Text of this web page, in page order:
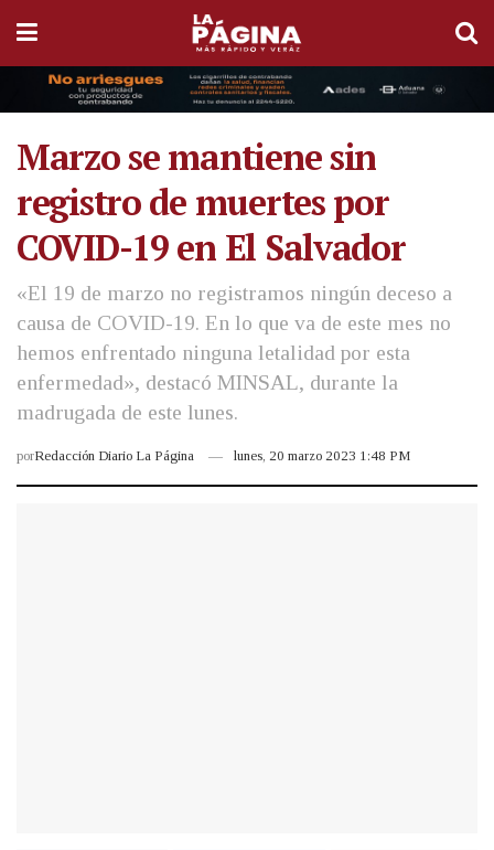
Marzo se mantiene sin
registro de muertes por
COVID-19 en El Salvador
«El 19 de marzo no registramos ningún deceso a
causa de COVID-19. En lo que va de este mes no
hemos enfrentado ninguna letalidad por esta
enfermedad», destacó MINSAL, durante la
madrugada de este lunes.
porRedacción Diario La Página lunes, 20 marzo 2023 1:48 PM